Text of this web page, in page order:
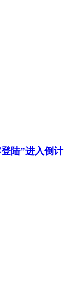
陆”进入倒计